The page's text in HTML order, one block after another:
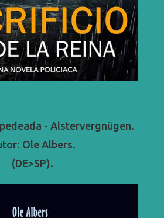
- Alstervergnügen.
Ole Albers.
(DE>SP).